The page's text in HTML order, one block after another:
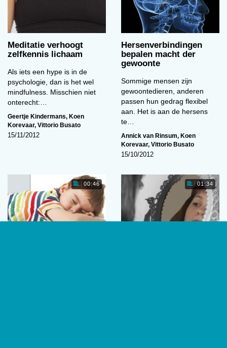
Meditatie verhoogt
zelfkennis lichaam
Als iets een hype is in de
psychologie, dan is het wel
mindfulness. Misschien niet
onterecht:…
Geertje Kindermans, Koen
Korevaar, Vittorio Busato
15/11/2012
Hersenverbindingen
bepalen macht der
gewoonte
Sommige mensen zijn
gewoontedieren, anderen
passen hun gedrag flexibel
aan. Het is aan de hersens
te…
Annick van Rinsum, Koen
Korevaar, Vittorio Busato
15/10/2012
00:46 01:34